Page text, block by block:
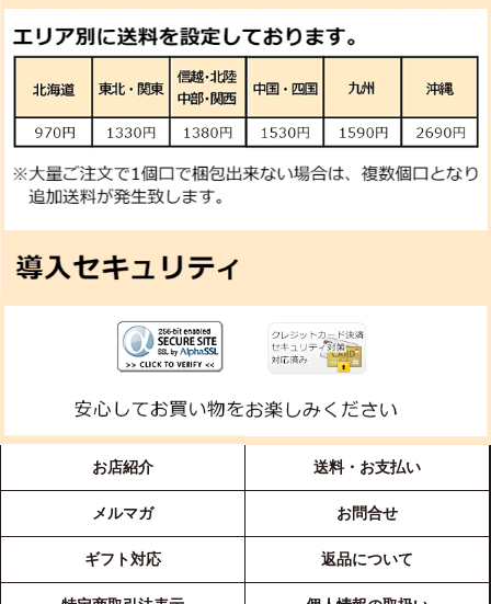
お店紹介 送料・お支払い
メルマガ お問合せ
ギフト対応 返品について